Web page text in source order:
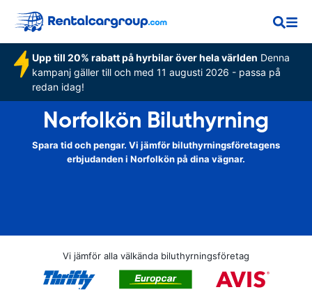
Upp till 20% rabatt på hyrbilar över hela världen Denna
kampanj gäller till och med 11 augusti 2026 - passa på
redan idag!
Norfolkön Biluthyrning
Spara tid och pengar. Vi jämför biluthyrningsföretagens
erbjudanden i Norfolkön på dina vägnar.
Vi jämför alla välkända biluthyrningsföretag